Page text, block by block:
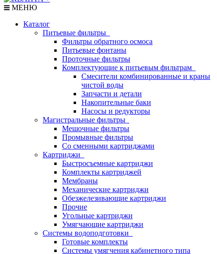
МЕНЮ
Каталог
Питьевые фильтры
Фильтры обратного осмоса
Питьевые фонтаны
Проточные фильтры
Комплектующие к питьевым фильтрам
Смесители комбинированные и краны
чистой воды
Запчасти и детали
Накопительные баки
Насосы и редукторы
Магистральные фильтры
Мешочные фильтры
Промывные фильтры
Со сменными картриджами
Картриджи
Быстросъемные картриджи
Комплекты картриджей
Мембраны
Механические картриджи
Обезжелезивающие картриджи
Прочие
Угольные картриджи
Умягчающие картриджи
Системы водоподготовки
Готовые комплекты
Системы умягчения кабинетного типа